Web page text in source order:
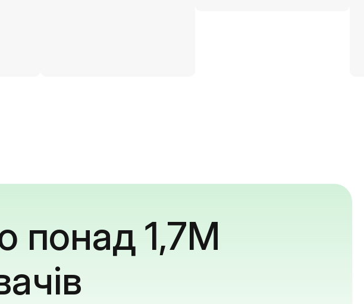
понад 1,7M